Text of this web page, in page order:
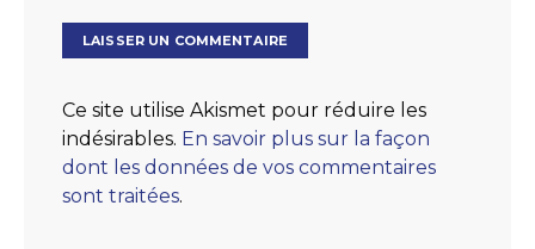
Ce site utilise Akismet pour réduire les
indésirables. En savoir plus sur la façon
dont les données de vos commentaires
sont traitées.